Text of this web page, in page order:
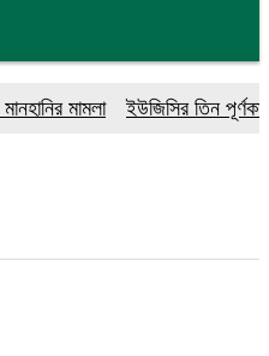
মামলা ইউজিসির তিন পূর্ণকালীন